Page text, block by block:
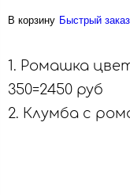
В корзину Быстрый заказ
1. Ромашка
350=2450 руб
2. Клумба с